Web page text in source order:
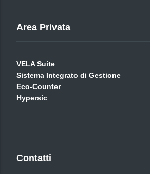
Area Privata
VELA Suite
Sistema Integrato di Gestione
Eco-Counter
Hypersic
Contatti